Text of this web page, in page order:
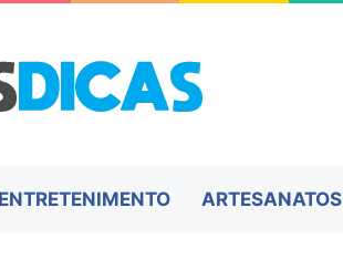
ENTRETENIMENTO ARTESANATOS